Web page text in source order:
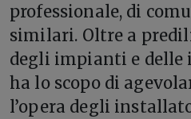
professionale, di
similari. Oltre a
degli impianti e delle
ha lo scopo di
l’opera degli